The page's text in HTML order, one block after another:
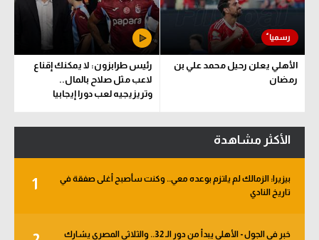
الأهلي يعلن رحيل محمد علي بن
رمضان
رئيس طرابزون: لا يمكنك إقناع
لاعب مثل صلاح بالمال..
وتريزيجيه لعب دورا إيجابيا
الأكثر مشاهدة
1
بيزيرا: الزمالك لم يلتزم بوعده معي.. وكنت سأصبح أغلى صفقة في
تاريخ النادي
خبر في الجول - الأهلي يبدأ من دور الـ 32.. والثلاثي المصري يشارك